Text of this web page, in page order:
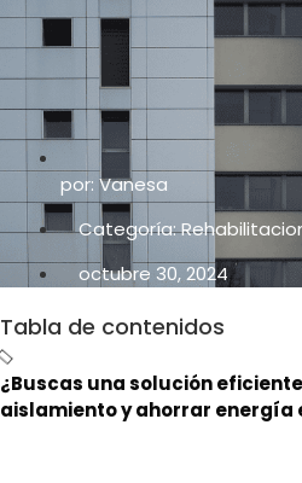
por: Vanesa
Categoría:
octubre 30, 2024
Tabla de contenidos
¿Buscas una solución
aislamiento y ahorrar energía